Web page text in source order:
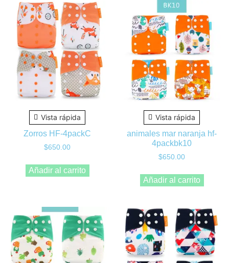
Vista rápida
Zorros HF-4packC
$650.00
Añadir al carrito
Vista rápida
animales mar naranja hf-
4packbk10
$650.00
Añadir al carrito